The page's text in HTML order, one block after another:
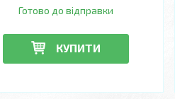
Готово до відправки
КУПИТИ